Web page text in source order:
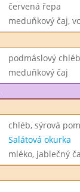
červená řepa
meduňkový čaj,
podmáslový
meduňkový čaj
chléb, sýrová
Salátová okurka
mléko, jablečný